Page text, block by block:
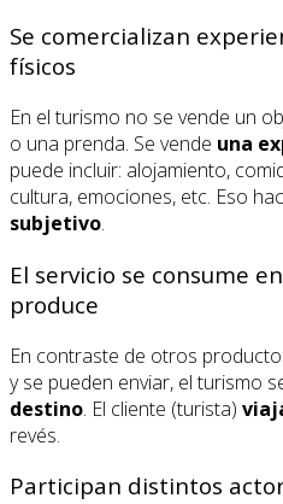
Se comercializan
físicos
En el turismo no se vende un
o una prenda. Se vende una
puede incluir: alojamiento,
cultura, emociones, etc. Eso
subjetivo.
El servicio se consume
produce
En contraste de otros
y se pueden enviar, el turismo
destino. El cliente (turista)
revés.
Participan distintos